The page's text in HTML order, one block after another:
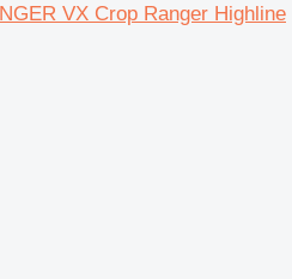
VX Crop Ranger Highline